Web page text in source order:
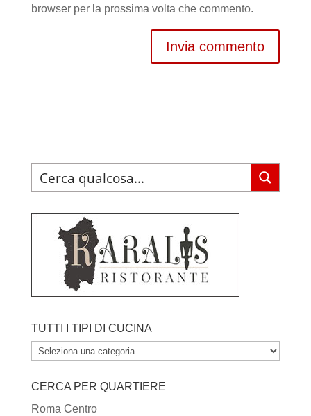
browser per la prossima volta che commento.
TUTTI I TIPI DI CUCINA
TUTTI
TIPI
DI
CERCA PER QUARTIERE
Roma Centro